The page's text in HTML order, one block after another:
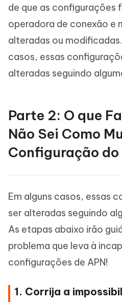
de que as configurações
operadora de conexão e
alteradas ou
casos, essas
alteradas seguindo
Parte 2: O que
Não Sei Como
Configuração
Em alguns casos, essas
ser alteradas seguindo
As etapas abaixo irão
problema que leva à
configurações de APN!
1. Corrija a